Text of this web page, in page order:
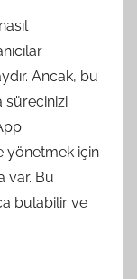
Ancak, bu
sürecinizi
yönetmek için
var. Bu
bulabilir ve